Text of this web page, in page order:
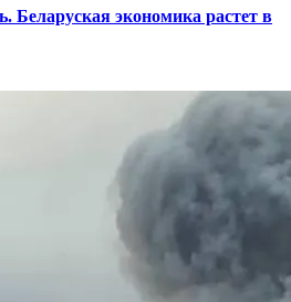
Беларуская экономика растет в